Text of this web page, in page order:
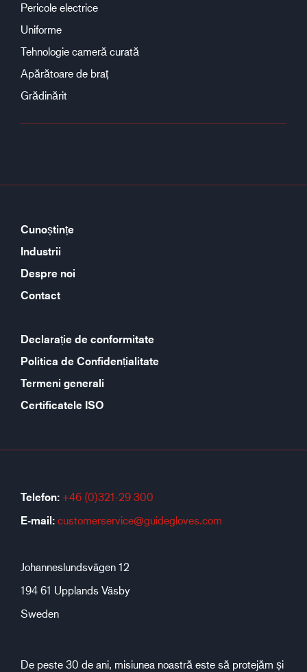
Pericole electrice
Uniforme
Tehnologie cameră curată
Apărătoare de braț
Grădinărit
Cunoștințe
Industrii
Despre noi
Contact
Declarație de conformitate
Politica de Confidențialitate
Termeni generali
Certificatele ISO
Telefon: +46 (0)321-29 300
E-mail: customerservice@guidegloves.com
Johanneslundsvägen 12
194 61 Upplands Väsby
Sweden
De peste 30 de ani, misiunea noastră este să protejăm și